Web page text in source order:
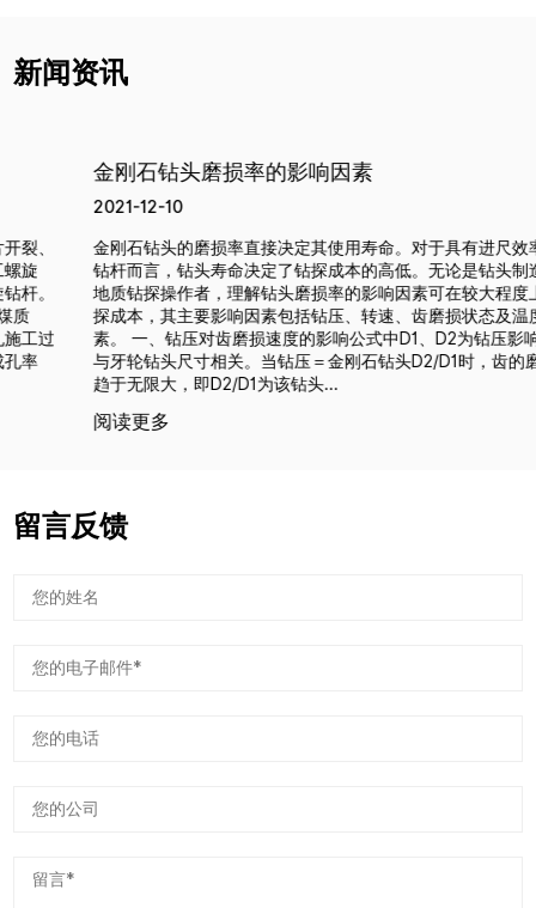
新闻资讯
金刚石钻头磨损率的影响因素
2021-12-10
金刚石钻头的磨损率直接决定其使用寿命。对于具有进尺效率的刻槽
钻杆而言，钻头寿命决定了钻探成本的高低。无论是钻头制造商还是
地质钻探操作者，理解钻头磨损率的影响因素可在较大程度上节约钻
探成本，其主要影响因素包括钻压、转速、齿磨损状态及温度四大要
素。 一、钻压对齿磨损速度的影响公式中D1、D2为钻压影响系数，
与牙轮钻头尺寸相关。当钻压＝金刚石钻头D2/D1时，齿的磨损速率
趋于无限大，即D2/D1为该钻头...
阅读更多
留言反馈